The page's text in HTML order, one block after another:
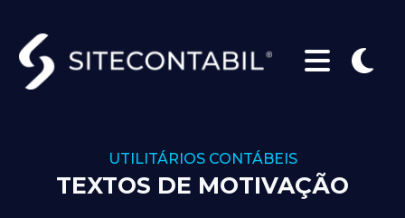
UTILITÁRIOS CONTÁBEIS
TEXTOS DE MOTIVAÇÃO